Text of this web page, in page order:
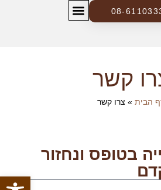
08-
קשר
הבית » צרו קשר
בטופס ונחזור
פתח